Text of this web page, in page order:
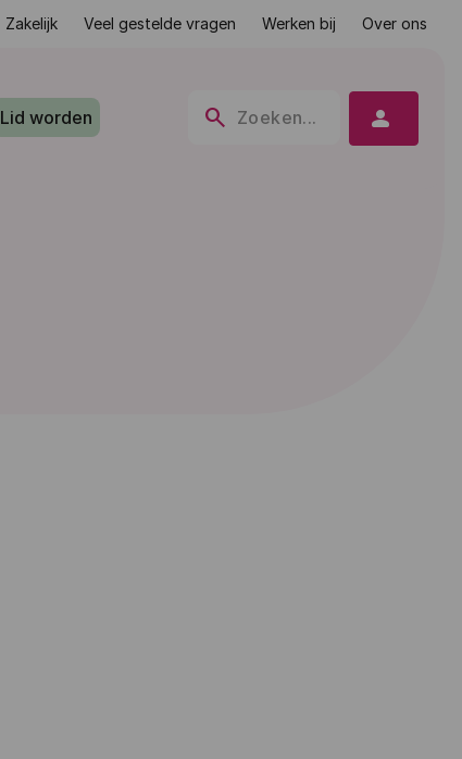
Zakelijk Veel gestelde vragen Werken bij Over ons
search Zoeken...
Lid worden person